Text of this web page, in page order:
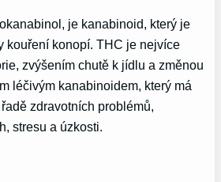
je kanabinoid, který je
kouření konopí. THC je nejvíce
zvýšením chutě k jídlu a změnou
léčivým kanabinoidem, který má
zdravotních problémů,
stresu a úzkosti.